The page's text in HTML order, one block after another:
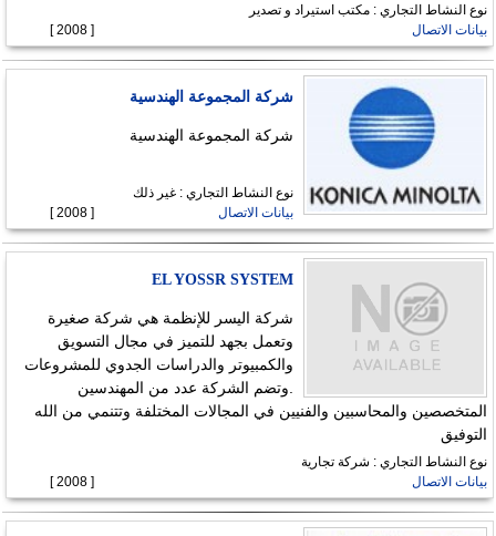
نوع النشاط التجاري : مكتب استيراد و تصدير
بيانات الاتصال
[ 2008 ]
شركة المجموعة الهندسية
شركة المجموعة الهندسية
نوع النشاط التجاري : غير ذلك
بيانات الاتصال
[ 2008 ]
EL YOSSR SYSTEM
شركة اليسر للإنظمة هي شركة صغيرة
وتعمل بجهد للتميز في مجال التسويق
والكمبيوتر والدراسات الجدوي للمشروعات
.وتضم الشركة عدد من المهندسين
المتخصصين والمحاسبين والفنيين في المجالات المختلفة وتتنمي من الله
التوفيق
نوع النشاط التجاري : شركة تجارية
بيانات الاتصال
[ 2008 ]